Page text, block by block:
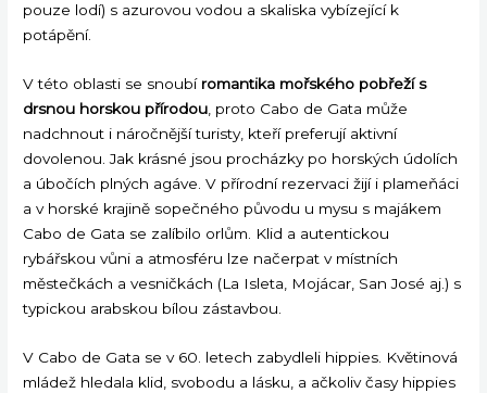
pouze lodí) s azurovou vodou a skaliska vybízející k
potápění.
V této oblasti se snoubí romantika mořského pobřeží s
drsnou horskou přírodou , proto Cabo de Gata může
nadchnout i náročnější turisty, kteří preferují aktivní
dovolenou. Jak krásné jsou procházky po horských údolích
a úbočích plných agáve. V přírodní rezervaci žijí i plameňáci
a v horské krajině sopečného původu u mysu s majákem
Cabo de Gata se zalíbilo orlům. Klid a autentickou
rybářskou vůni a atmosféru lze načerpat v místních
městečkách a vesničkách (La Isleta, Mojácar, San José aj.) s
typickou arabskou bílou zástavbou.
V Cabo de Gata se v 60. letech zabydleli hippies. Květinová
mládež hledala klid, svobodu a lásku, a ačkoliv časy hippies